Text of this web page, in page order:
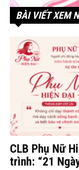
BÀI VIẾT XEM
CLB Phụ Nữ
trình: “21